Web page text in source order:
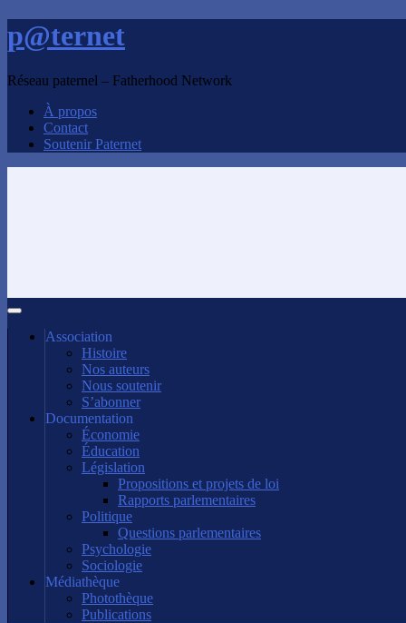
p@ternet
Réseau paternel – Fatherhood Network
À propos
Contact
Soutenir Paternet
Association
Histoire
Nos auteurs
Nous soutenir
S’abonner
Documentation
Économie
Éducation
Législation
Propositions et projets de loi
Rapports parlementaires
Politique
Questions parlementaires
Psychologie
Sociologie
Médiathèque
Photothèque
Publications